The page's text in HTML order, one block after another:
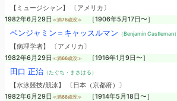
【ミュージシャン】 〔アメリカ〕
1982年6月29日 ≪満76歳没≫ ［1906年5月17日〜］
ベンジャミン＝キャッスルマン （Benjamin Castleman）
【病理学者】 〔アメリカ〕
1982年6月29日 ≪満66歳没≫ ［1916年1月9日〜］
田口 正治（たぐち・まさはる）
【水泳競技/競泳】 〔日本（京都府）〕
1982年6月29日 ≪満68歳没≫ ［1914年5月18日〜］